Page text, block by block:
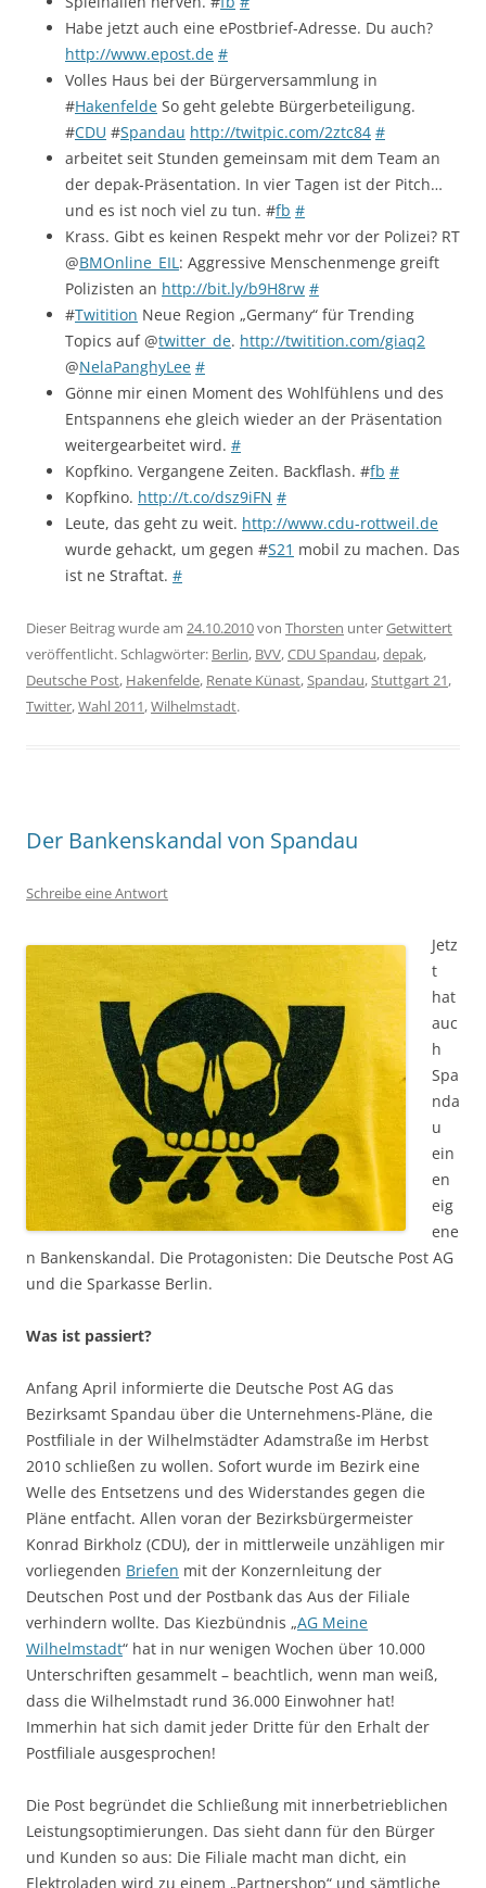
Habe jetzt auch eine ePostbrief-Adresse. Du auch?
http://www.epost.de #
Volles Haus bei der Bürgerversammlung in
#Hakenfelde So geht gelebte Bürgerbeteiligung.
#CDU #Spandau http://twitpic.com/2ztc84 #
arbeitet seit Stunden gemeinsam mit dem Team an
der depak-Präsentation. In vier Tagen ist der Pitch…
und es ist noch viel zu tun. #fb #
Krass. Gibt es keinen Respekt mehr vor der Polizei? RT
@BMOnline_EIL: Aggressive Menschenmenge greift
Polizisten an http://bit.ly/b9H8rw #
#Twitition Neue Region „Germany“ für Trending
Topics auf @twitter_de. http://twitition.com/giaq2
@NelaPanghyLee #
Gönne mir einen Moment des Wohlfühlens und des
Entspannens ehe gleich wieder an der Präsentation
weitergearbeitet wird. #
Kopfkino. Vergangene Zeiten. Backflash. #fb #
Kopfkino. http://t.co/dsz9iFN #
Leute, das geht zu weit. http://www.cdu-rottweil.de
wurde gehackt, um gegen #S21 mobil zu machen. Das
ist ne Straftat. #
Dieser Beitrag wurde am 24.10.2010von Thorsten unterGetwittert
veröffentlicht. Schlagwörter: Berlin, BVV,CDU Spandau,depak,
Deutsche Post, Hakenfelde, Renate Künast,Spandau,Stuttgart 21,
Twitter,Wahl 2011,Wilhelmstadt.
Der Bankenskandal von Spandau
Schreibe eine Antwort
Jetz
t
hat
auc
h
Spa
nda
u
ein
en
eig
ene
n Bankenskandal. Die Protagonisten: Die Deutsche Post AG
und die Sparkasse Berlin.
Was ist passiert?
Anfang April informierte die Deutsche Post AG das
Bezirksamt Spandau über die Unternehmens-Pläne, die
Postfiliale in der Wilhelmstädter Adamstraße im Herbst
2010 schließen zu wollen. Sofort wurde im Bezirk eine
Welle des Entsetzens und des Widerstandes gegen die
Pläne entfacht. Allen voran der Bezirksbürgermeister
Konrad Birkholz (CDU), der in mittlerweile unzähligen mir
vorliegenden Briefen mit der Konzernleitung der
Deutschen Post und der Postbank das Aus der Filiale
verhindern wollte. Das Kiezbündnis „AG Meine
Wilhelmstadt“ hat in nur wenigen Wochen über 10.000
Unterschriften gesammelt – beachtlich, wenn man weiß,
dass die Wilhelmstadt rund 36.000 Einwohner hat!
Immerhin hat sich damit jeder Dritte für den Erhalt der
Postfiliale ausgesprochen!
Die Post begründet die Schließung mit innerbetrieblichen
Leistungsoptimierungen. Das sieht dann für den Bürger
und Kunden so aus: Die Filiale macht man dicht, ein
Elektroladen wird zu einem „Partnershop“ und sämtliche